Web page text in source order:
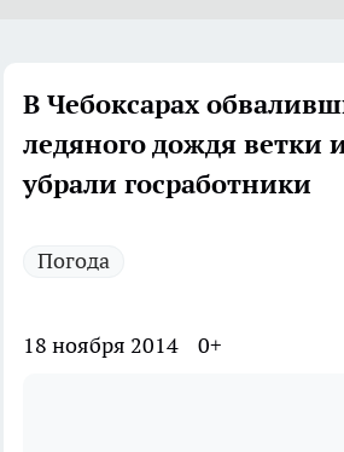
В Чебоксарах
ледяного дождя ветки
убрали госработники
Погода
18 ноября 2014 0+